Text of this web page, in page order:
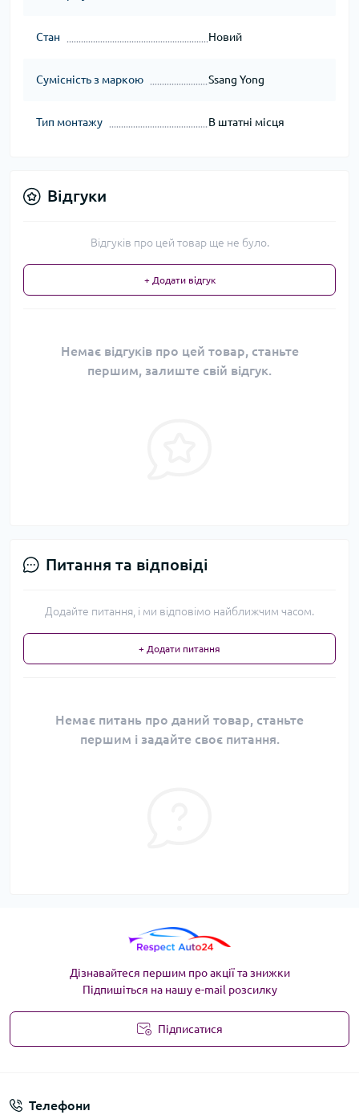
Стан Новий
Сумісність з маркою Ssang Yong
Тип монтажу В штатні місця
Відгуки
Відгуків про цей товар ще не було.
+ Додати відгук
Немає відгуків про цей товар, станьте
першим, залиште свій відгук.
Питання та відповіді
Додайте питання, і ми відповімо найближчим часом.
+ Додати питання
Немає питань про даний товар, станьте
першим і задайте своє питання.
Дізнавайтеся першим про акції та знижки
Підпишіться на нашу e-mail розсилку
Підписатися
Телефони